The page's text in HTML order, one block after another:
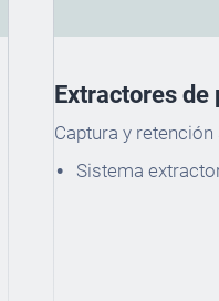
Extractores de
Captura y
Sistema